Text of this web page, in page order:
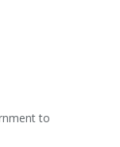
to